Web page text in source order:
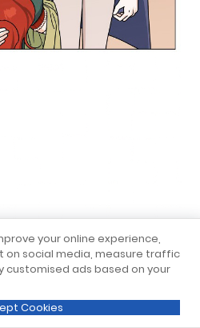
your online experience,
on social media, measure traffic
customised ads based on your
Cookies